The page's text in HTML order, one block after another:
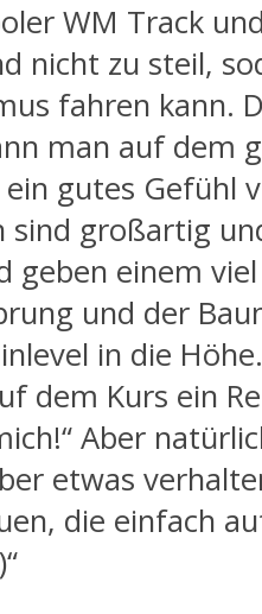
WM Track
nicht zu steil,
fahren kann.
man auf dem
gutes Gefühl
sind großartig
geben einem
und der
in die
dem Kurs ein
Aber
etwas
die einfach